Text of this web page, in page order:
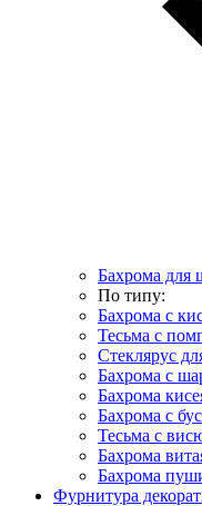
Бахрома для
По типу:
Бахрома с
Тесьма с
Стеклярус
Бахрома с
Бахрома
Бахрома с
Тесьма с
Бахрома
Бахрома
Фурнитура